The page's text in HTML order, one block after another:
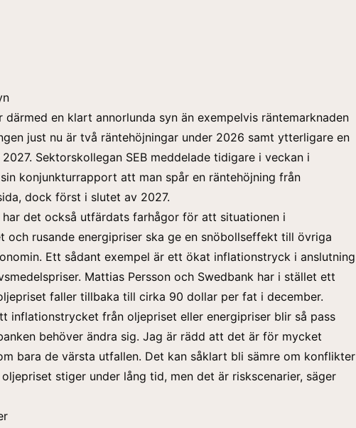
därmed en klart annorlunda syn än exempelvis räntemarknaden
just nu är två räntehöjningar under 2026 samt ytterligare en
Sektorskollegan SEB meddelade tidigare i veckan i
konjunkturrapport att man spår en räntehöjning från
dock först i slutet av 2027.
har det också utfärdats farhågor för att situationen i
och rusande energipriser ska ge en snöbollseffekt till övriga
Ett sådant exempel är ett ökat inflationstryck i anslutning
Mattias Persson och Swedbank har i stället ett
faller tillbaka till cirka 90 dollar per fat i december.
inflationstrycket från oljepriset eller energipriser blir så pass
behöver ändra sig. Jag är rädd att det är för mycket
bara de värsta utfallen. Det kan såklart bli sämre om konflikter
stiger under lång tid, men det är riskscenarier, säger